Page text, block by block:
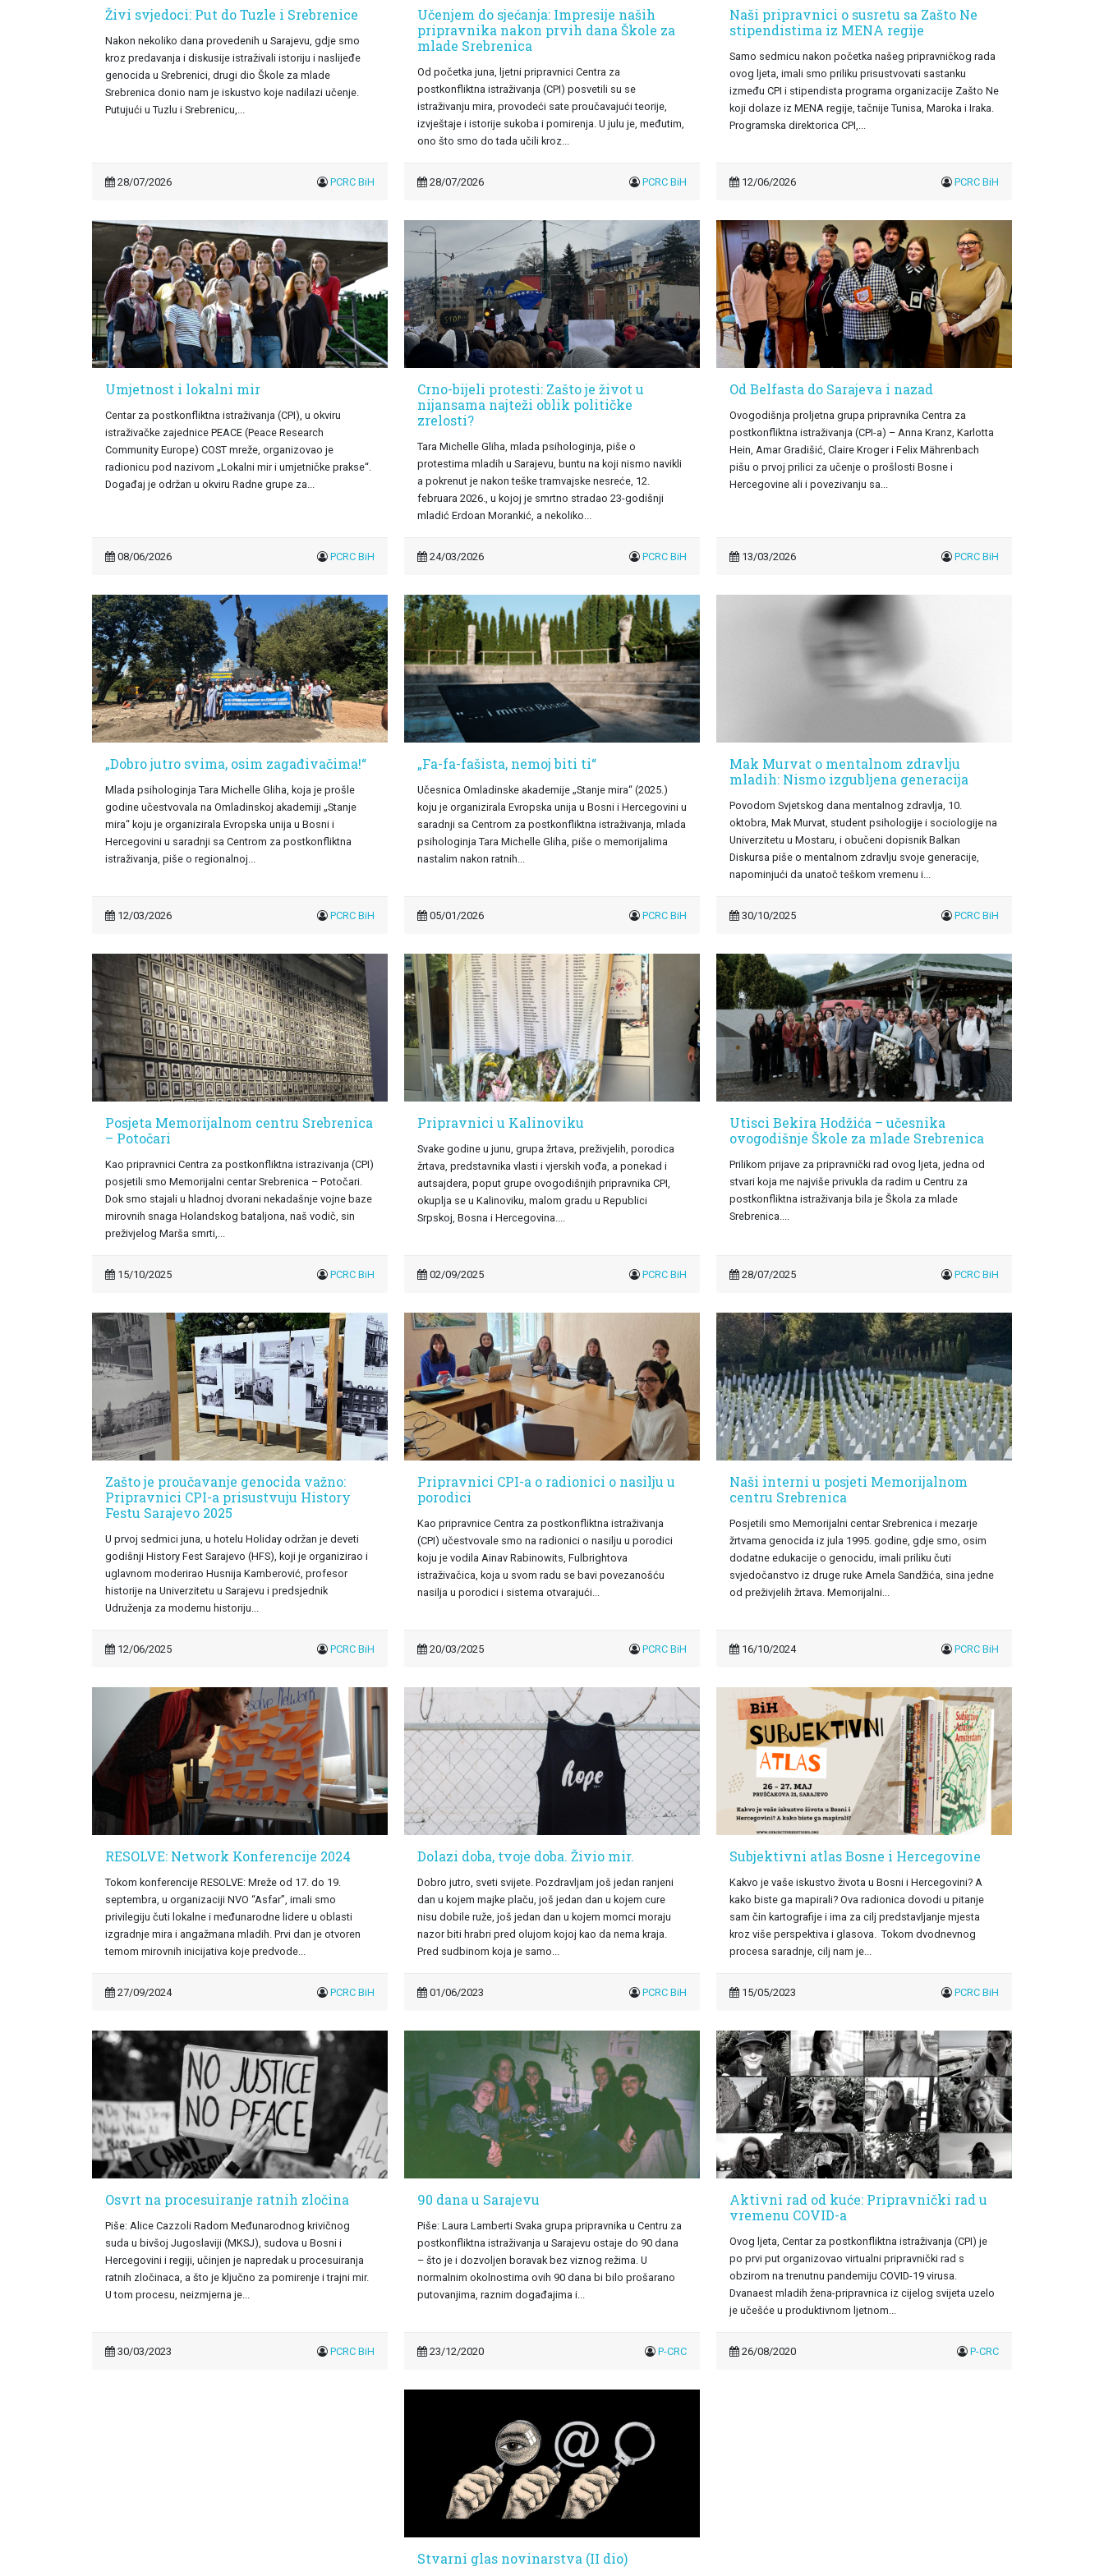
Živi svjedoci: Put do Tuzle i Srebrenice
Nakon nekoliko dana provedenih u Sarajevu, gdje smo
kroz predavanja i diskusije istraživali istoriju i naslijeđe
genocida u Srebrenici, drugi dio Škole za mlade
Srebrenica donio nam je iskustvo koje nadilazi učenje.
Putujući u Tuzlu i Srebrenicu,...
28/07/2026 PCRC BiH
Učenjem do sjećanja: Impresije naših
pripravnika nakon prvih dana Škole za
mlade Srebrenica
Od početka juna, ljetni pripravnici Centra za
postkonfliktna istraživanja (CPI) posvetili su se
istraživanju mira, provodeći sate proučavajući teorije,
izvještaje i istorije sukoba i pomirenja. U julu je, međutim,
ono što smo do tada učili kroz...
28/07/2026 PCRC BiH
Naši pripravnici o susretu sa Zašto Ne
stipendistima iz MENA regije
Samo sedmicu nakon početka našeg pripravničkog rada
ovog ljeta, imali smo priliku prisustvovati sastanku
između CPI i stipendista programa organizacije Zašto Ne
koji dolaze iz MENA regije, tačnije Tunisa, Maroka i Iraka.
Programska direktorica CPI,...
12/06/2026 PCRC BiH
Umjetnost i lokalni mir
Centar za postkonfliktna istraživanja (CPI), u okviru
istraživačke zajednice PEACE (Peace Research
Community Europe) COST mreže, organizovao je
radionicu pod nazivom „Lokalni mir i umjetničke prakse“.
Događaj je održan u okviru Radne grupe za...
08/06/2026 PCRC BiH
Crno-bijeli protesti: Zašto je život u
nijansama najteži oblik političke
zrelosti?
Tara Michelle Gliha, mlada psihologinja, piše o
protestima mladih u Sarajevu, buntu na koji nismo navikli
a pokrenut je nakon teške tramvajske nesreće, 12.
februara 2026., u kojoj je smrtno stradao 23-godišnji
mladić Erdoan Morankić, a nekoliko...
24/03/2026 PCRC BiH
Od Belfasta do Sarajeva i nazad
Ovogodišnja proljetna grupa pripravnika Centra za
postkonfliktna istraživanja (CPI-a) – Anna Kranz, Karlotta
Hein, Amar Gradišić, Claire Kroger i Felix Mährenbach
pišu o prvoj prilici za učenje o prošlosti Bosne i
Hercegovine ali i povezivanju sa...
13/03/2026 PCRC BiH
„Dobro jutro svima, osim zagađivačima!“
Mlada psihologinja Tara Michelle Gliha, koja je prošle
godine učestvovala na Omladinskoj akademiji „Stanje
mira“ koju je organizirala Evropska unija u Bosni i
Hercegovini u saradnji sa Centrom za postkonfliktna
istraživanja, piše o regionalnoj...
12/03/2026 PCRC BiH
„Fa-fa-fašista, nemoj biti ti“
Učesnica Omladinske akademije „Stanje mira“ (2025.)
koju je organizirala Evropska unija u Bosni i Hercegovini u
saradnji sa Centrom za postkonfliktna istraživanja, mlada
psihologinja Tara Michelle Gliha, piše o memorijalima
nastalim nakon ratnih...
05/01/2026 PCRC BiH
Mak Murvat o mentalnom zdravlju
mladih: Nismo izgubljena generacija
Povodom Svjetskog dana mentalnog zdravlja, 10.
oktobra, Mak Murvat, student psihologije i sociologije na
Univerzitetu u Mostaru, i obučeni dopisnik Balkan
Diskursa piše o mentalnom zdravlju svoje generacije,
napominjući da unatoč teškom vremenu i...
30/10/2025 PCRC BiH
Posjeta Memorijalnom centru Srebrenica
– Potočari
Kao pripravnici Centra za postkonfliktna istrazivanja (CPI)
posjetili smo Memorijalni centar Srebrenica – Potočari.
Dok smo stajali u hladnoj dvorani nekadašnje vojne baze
mirovnih snaga Holandskog bataljona, naš vodič, sin
preživjelog Marša smrti,...
15/10/2025 PCRC BiH
Pripravnici u Kalinoviku
Svake godine u junu, grupa žrtava, preživjelih, porodica
žrtava, predstavnika vlasti i vjerskih vođa, a ponekad i
autsajdera, poput grupe ovogodišnjih pripravnika CPI,
okuplja se u Kalinoviku, malom gradu u Republici
Srpskoj, Bosna i Hercegovina....
02/09/2025 PCRC BiH
Utisci Bekira Hodžića – učesnika
ovogodišnje Škole za mlade Srebrenica
Prilikom prijave za pripravnički rad ovog ljeta, jedna od
stvari koja me najviše privukla da radim u Centru za
postkonfliktna istraživanja bila je Škola za mlade
Srebrenica....
28/07/2025 PCRC BiH
Zašto je proučavanje genocida važno:
Pripravnici CPI-a prisustvuju History
Festu Sarajevo 2025
U prvoj sedmici juna, u hotelu Holiday održan je deveti
godišnji History Fest Sarajevo (HFS), koji je organizirao i
uglavnom moderirao Husnija Kamberović, profesor
historije na Univerzitetu u Sarajevu i predsjednik
Udruženja za modernu historiju...
12/06/2025 PCRC BiH
Pripravnici CPI-a o radionici o nasilju u
porodici
Kao pripravnice Centra za postkonfliktna istraživanja
(CPI) učestvovale smo na radionici o nasilju u porodici
koju je vodila Ainav Rabinowits, Fulbrightova
istraživačica, koja u svom radu se bavi povezanošću
nasilja u porodici i sistema otvarajući...
20/03/2025 PCRC BiH
Naši interni u posjeti Memorijalnom
centru Srebrenica
Posjetili smo Memorijalni centar Srebrenica i mezarje
žrtvama genocida iz jula 1995. godine, gdje smo, osim
dodatne edukacije o genocidu, imali priliku čuti
svjedočanstvo iz druge ruke Arnela Sandžića, sina jedne
od preživjelih žrtava. Memorijalni...
16/10/2024 PCRC BiH
RESOLVE: Network Konferencije 2024
Tokom konferencije RESOLVE: Mreže od 17. do 19.
septembra, u organizaciji NVO “Asfar”, imali smo
privilegiju čuti lokalne i međunarodne lidere u oblasti
izgradnje mira i angažmana mladih. Prvi dan je otvoren
temom mirovnih inicijativa koje predvode...
27/09/2024 PCRC BiH
Dolazi doba, tvoje doba. Živio mir.
Dobro jutro, sveti svijete. Pozdravljam još jedan ranjeni
dan u kojem majke plaču, još jedan dan u kojem cure
nisu dobile ruže, još jedan dan u kojem momci moraju
nazor biti hrabri pred olujom kojoj kao da nema kraja.
Pred sudbinom koja je samo...
01/06/2023 PCRC BiH
Subjektivni atlas Bosne i Hercegovine
Kakvo je vaše iskustvo života u Bosni i Hercegovini? A
kako biste ga mapirali? Ova radionica dovodi u pitanje
sam čin kartografije i ima za cilj predstavljanje mjesta
kroz više perspektiva i glasova. Tokom dvodnevnog
procesa saradnje, cilj nam je...
15/05/2023 PCRC BiH
Osvrt na procesuiranje ratnih zločina
Piše: Alice Cazzoli Radom Međunarodnog krivičnog
suda u bivšoj Jugoslaviji (MKSJ), sudova u Bosni i
Hercegovini i regiji, učinjen je napredak u procesuiranja
ratnih zločinaca, a što je ključno za pomirenje i trajni mir.
U tom procesu, neizmjerna je...
30/03/2023 PCRC BiH
90 dana u Sarajevu
Piše: Laura Lamberti Svaka grupa pripravnika u Centru za
postkonfliktna istraživanja u Sarajevu ostaje do 90 dana
– što je i dozvoljen boravak bez viznog režima. U
normalnim okolnostima ovih 90 dana bi bilo prošarano
putovanjima, raznim događajima i...
23/12/2020 P-CRC
Aktivni rad od kuće: Pripravnički rad u
vremenu COVID-a
Ovog ljeta, Centar za postkonfliktna istraživanja (CPI) je
po prvi put organizovao virtualni pripravnički rad s
obzirom na trenutnu pandemiju COVID-19 virusa.
Dvanaest mladih žena-pripravnica iz cijelog svijeta uzelo
je učešće u produktivnom ljetnom...
26/08/2020 P-CRC
Stvarni glas novinarstva (II dio)